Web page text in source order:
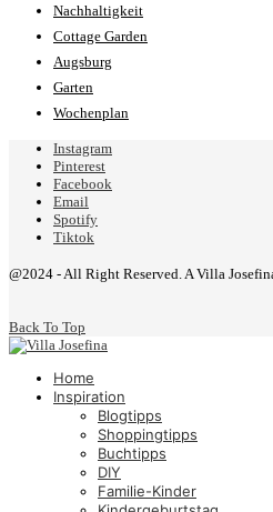
Nachhaltigkeit
Cottage Garden
Augsburg
Garten
Wochenplan
Instagram
Pinterest
Facebook
Email
Spotify
Tiktok
@2024 - All Right Reserved. A Villa
Back To Top
Home
Inspiration
Blogtipps
Shoppingtipps
Buchtipps
DIY
Familie-Kinder